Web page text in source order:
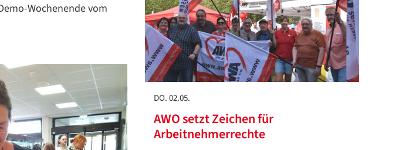
Wochenende vom
DO. 02.05.
AWO setzt Zeichen für
Arbeitnehmerrechte